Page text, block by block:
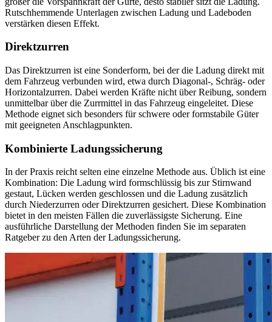
Rutschhemmende Unterlagen zwischen Ladung und Ladeboden
verstärken diesen Effekt.
Direktzurren
Das Direktzurren ist eine Sonderform, bei der die Ladung direkt mit
dem Fahrzeug verbunden wird, etwa durch Diagonal-, Schräg- oder
Horizontalzurren. Dabei werden Kräfte nicht über Reibung, sondern
unmittelbar über die Zurrmittel in das Fahrzeug eingeleitet. Diese
Methode eignet sich besonders für schwere oder formstabile Güter
mit geeigneten Anschlagpunkten.
Kombinierte Ladungssicherung
In der Praxis reicht selten eine einzelne Methode aus. Üblich ist eine
Kombination: Die Ladung wird formschlüssig bis zur Stirnwand
gestaut, Lücken werden geschlossen und die Ladung zusätzlich
durch Niederzurren oder Direktzurren gesichert. Diese Kombination
bietet in den meisten Fällen die zuverlässigste Sicherung. Eine
ausführliche Darstellung der Methoden finden Sie im separaten
Ratgeber zu den Arten der Ladungssicherung.